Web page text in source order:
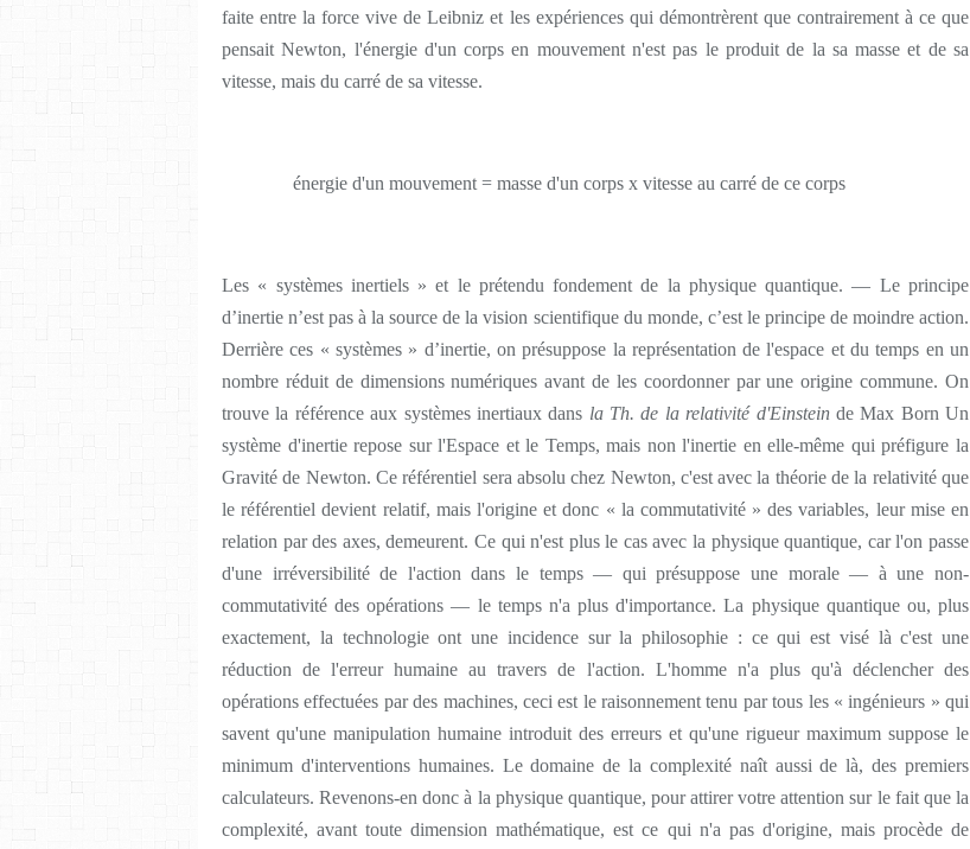
faite entre la force vive de Leibniz et les expériences qui démontrèrent que contrairement à ce que
pensait Newton, l'énergie d'un corps en mouvement n'est pas le produit de la sa masse et de sa
vitesse, mais du carré de sa vitesse.
énergie d'un mouvement = masse d'un corps x vitesse au carré de ce corps
Les « systèmes inertiels » et le prétendu fondement de la physique quantique. — Le principe
d’inertie n’est pas à la source de la vision scientifique du monde, c’est le principe de moindre action.
Derrière ces « systèmes » d’inertie, on présuppose la représentation de l'espace et du temps en un
nombre réduit de dimensions numériques avant de les coordonner par une origine commune. On
trouve la référence aux systèmes inertiaux dans la Th. de la relativité d'Einsteinde Max Born Un
système d'inertie repose sur l'Espace et le Temps, mais non l'inertie en elle-même qui préfigure la
Gravité de Newton. Ce référentiel sera absolu chez Newton, c'est avec la théorie de la relativité que
le référentiel devient relatif, mais l'origine et donc « la commutativité » des variables, leur mise en
relation par des axes, demeurent. Ce qui n'est plus le cas avec la physique quantique, car l'on passe
d'une irréversibilité de l'action dans le temps — qui présuppose une morale — à une non-
commutativité des opérations — le temps n'a plus d'importance. La physique quantique ou, plus
exactement, la technologie ont une incidence sur la philosophie : ce qui est visé là c'est une
réduction de l'erreur humaine au travers de l'action. L'homme n'a plus qu'à déclencher des
opérations effectuées par des machines, ceci est le raisonnement tenu par tous les « ingénieurs » qui
savent qu'une manipulation humaine introduit des erreurs et qu'une rigueur maximum suppose le
minimum d'interventions humaines. Le domaine de la complexité naît aussi de là, des premiers
calculateurs. Revenons-en donc à la physique quantique, pour attirer votre attention sur le fait que la
complexité, avant toute dimension mathématique, est ce qui n'a pas d'origine, mais procède de